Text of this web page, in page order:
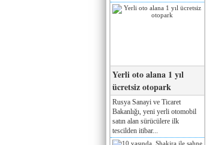
Yerli oto alana 1 yıl
ücretsiz otopark
Rusya Sanayi ve Ticaret
Bakanlığı, yeni yerli otomobil
satın alan sürücülere ilk
tescilden itibar...